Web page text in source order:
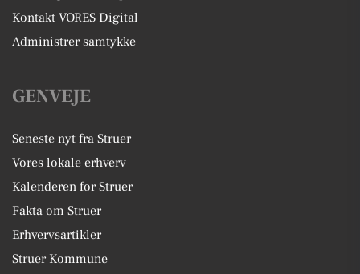
Kontakt VORES Digital
Administrer samtykke
GENVEJE
Seneste nyt fra Struer
Vores lokale erhverv
Kalenderen for Struer
Fakta om Struer
Erhvervsartikler
Struer Kommune